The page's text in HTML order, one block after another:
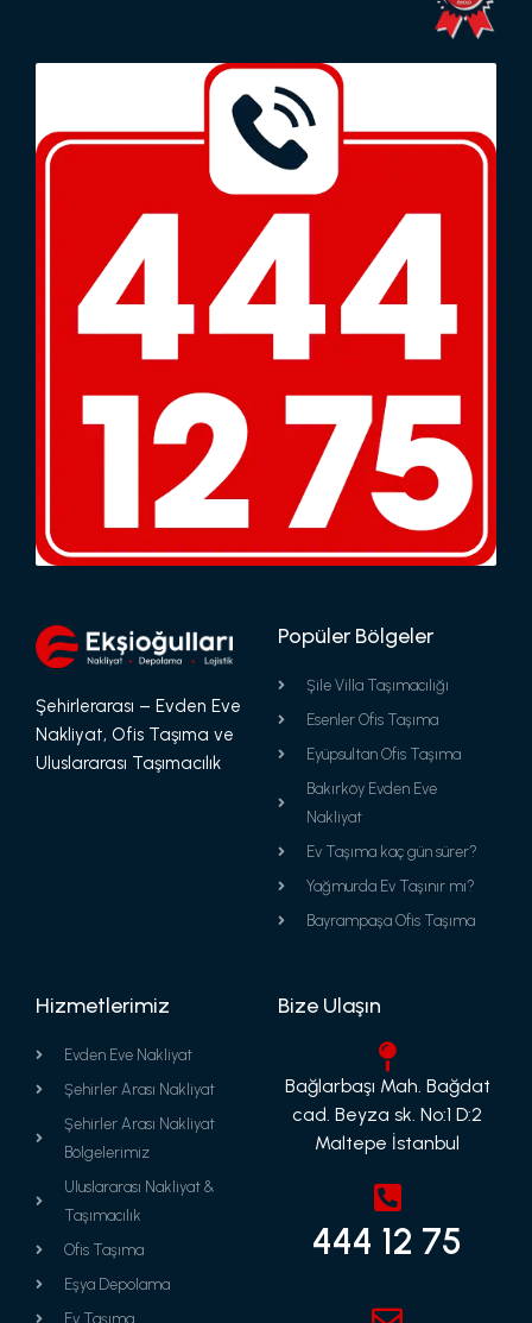
Şehirlerarası – Evden Eve
Nakliyat, Ofis Taşıma ve
Uluslararası Taşımacılık
Popüler Bölgeler
Şile Villa Taşımacılığı
Esenler Ofis Taşıma
Eyüpsultan Ofis Taşıma
Bakırköy Evden Eve
Nakliyat
Ev Taşıma kaç gün sürer?
Yağmurda Ev Taşınır mı?
Bayrampaşa Ofis Taşıma
Hizmetlerimiz
Evden Eve Nakliyat
Şehirler Arası Nakliyat
Şehirler Arası Nakliyat
Bölgelerimiz
Uluslararası Nakliyat &
Taşımacılık
Ofis Taşıma
Eşya Depolama
Ev Taşıma
Bize Ulaşın
Bağlarbaşı Mah. Bağdat
cad. Beyza sk. No:1 D:2
Maltepe İstanbul
444 12 75